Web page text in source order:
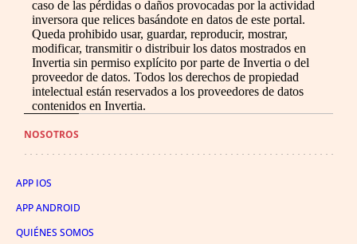
caso de las pérdidas o daños provocadas por la actividad
inversora que relices basándote en datos de este portal.
Queda prohibido usar, guardar, reproducir, mostrar,
modificar, transmitir o distribuir los datos mostrados en
Invertia sin permiso explícito por parte de Invertia o del
proveedor de datos. Todos los derechos de propiedad
intelectual están reservados a los proveedores de datos
contenidos en Invertia.
NOSOTROS
APP IOS
APP ANDROID
QUIÉNES SOMOS